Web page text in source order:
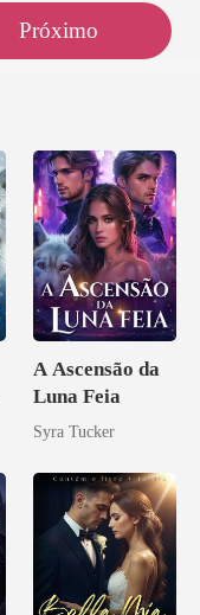
Próximo
A Ascensão da
Luna Feia
Syra Tucker